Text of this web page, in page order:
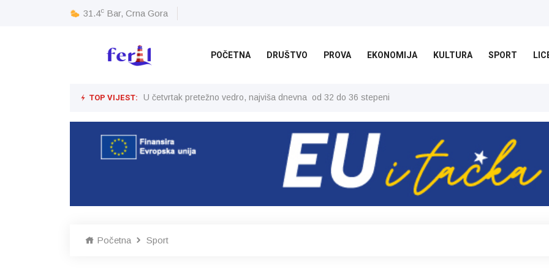
31.4c Bar, Crna Gora
POČETNA DRUŠTVO PROVA EKONOMIJA KULTURA SPORT
TOP VIJEST: U četvrtak pretežno vedro, najviša dnevna od 32 do 36 stepeni
Početna Sport